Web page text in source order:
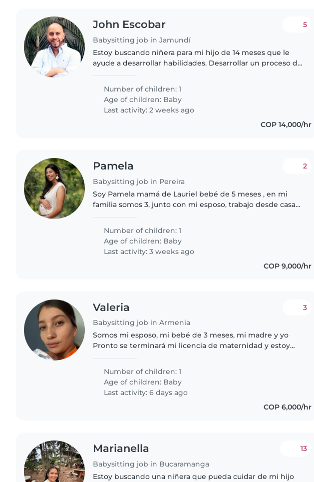
John Escobar
Babysitting job in Jamundí
5
Estoy buscando niñera para mi hijo de 14 meses que le
ayude a desarrollar habilidades. Desarrollar un proceso de
pequeña .....
Number of children: 1
Age of children: Baby
Last activity: 2 weeks ago
COP 14,000/hr
Pamela
Babysitting job in Pereira
2
Soy Pamela mamá de Lauriel bebé de 5 meses , en mi
familia somos 3, junto con mi esposo, trabajo desde casa
Number of children: 1
Age of children: Baby
Last activity: 3 weeks ago
COP 9,000/hr
Valeria
Babysitting job in Armenia
3
Somos mi esposo, mi bebé de 3 meses, mi madre y yo
Pronto se terminará mi licencia de maternidad y estoy
bajo la supervisión de mi..
Number of children: 1
Age of children: Baby
Last activity: 6 days ago
COP 6,000/hr
Marianella
Babysitting job in Bucaramanga
13
Estoy buscando una niñera que pueda cuidar de mi hijo